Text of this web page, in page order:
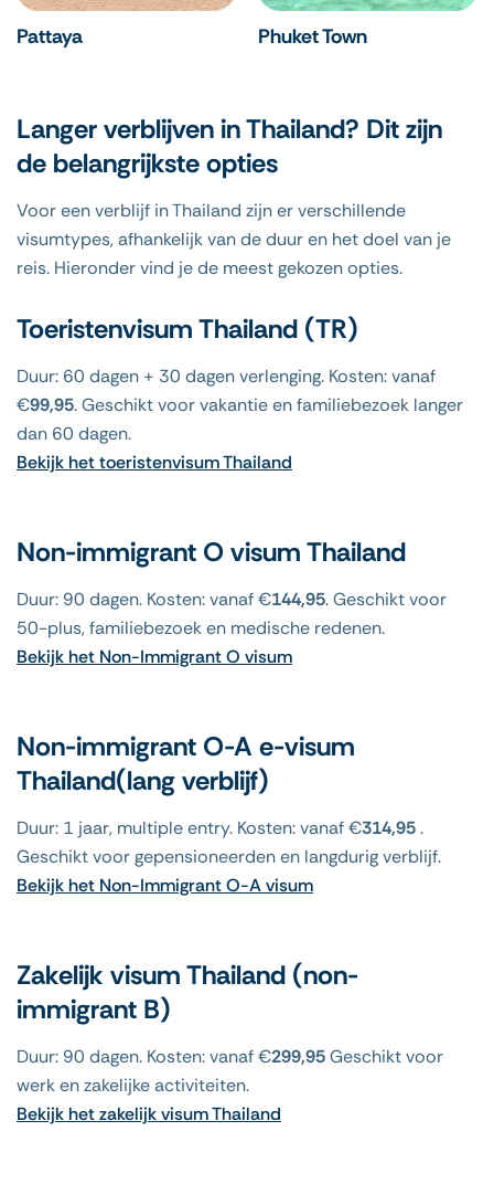
Pattaya Phuket Town
Langer verblijven in Thailand? Dit zijn
de belangrijkste opties
Voor een verblijf in Thailand zijn er verschillende
visumtypes, afhankelijk van de duur en het doel van je
reis. Hieronder vind je de meest gekozen opties.
Toeristenvisum Thailand (TR)
Duur: 60 dagen + 30 dagen verlenging. Kosten: vanaf
€99,95. Geschikt voor vakantie en familiebezoek langer
dan 60 dagen.
Bekijk het toeristenvisum Thailand
Non-immigrant O visum Thailand
Duur: 90 dagen. Kosten: vanaf €144,95. Geschikt voor
50-plus, familiebezoek en medische redenen.
Bekijk het Non-Immigrant O visum
Non-immigrant O-A e-visum
Thailand(lang verblijf)
Duur: 1 jaar, multiple entry. Kosten: vanaf €314,95.
Geschikt voor gepensioneerden en langdurig verblijf.
Bekijk het Non-Immigrant O-A visum
Zakelijk visum Thailand (non-
immigrant B)
Duur: 90 dagen. Kosten: vanaf €299,95Geschikt voor
werk en zakelijke activiteiten.
Bekijk het zakelijk visum Thailand